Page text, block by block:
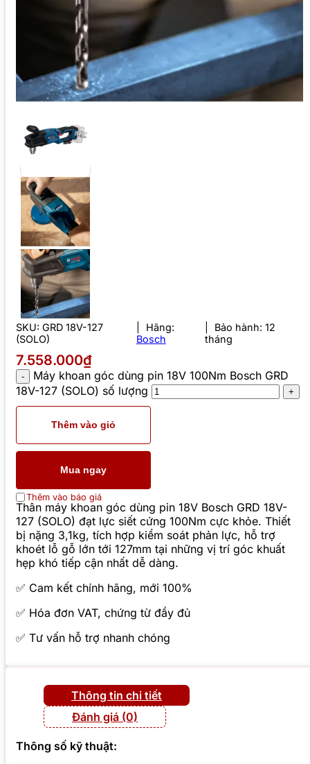
SKU: GRD 18V-127
(SOLO)
Hãng:
Bosch
Bảo hành: 12
tháng
7.558.000₫
Máy khoan góc dùng pin 18V 100Nm Bosch GRD
18V-127 (SOLO) số lượng
Thêm vào giỏ
Mua ngay
Thêm vào báo giá
Thân máy khoan góc dùng pin 18V Bosch GRD 18V-
127 (SOLO) đạt lực siết cứng 100Nm cực khỏe. Thiết
bị nặng 3,1kg, tích hợp kiểm soát phản lực, hỗ trợ
khoét lỗ gỗ lớn tới 127mm tại những vị trí góc khuất
hẹp khó tiếp cận nhất dễ dàng.
✅ Cam kết chính hãng, mới 100%
✅ Hóa đơn VAT, chứng từ đầy đủ
✅ Tư vấn hỗ trợ nhanh chóng
Thông tin chi tiết
Đánh giá (0)
Thông số kỹ thuật: